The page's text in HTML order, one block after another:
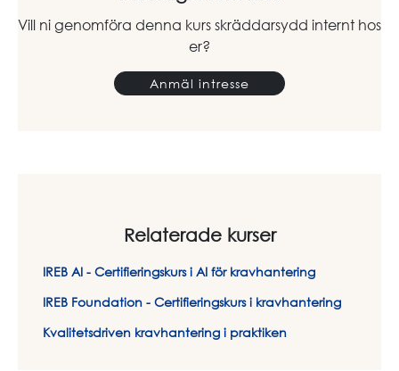
Vill ni genomföra denna kurs skräddarsydd internt hos
er?
Anmäl intresse
Relaterade kurser
IREB AI - Certifieringskurs i AI för kravhantering
IREB Foundation - Certifieringskurs i kravhantering
Kvalitetsdriven kravhantering i praktiken